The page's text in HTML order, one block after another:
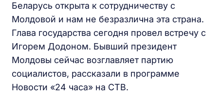
Беларусь открыта к сотрудничеству с
Молдовой и нам не безразлична эта страна.
Глава государства сегодня провел встречу с
Игорем Додоном. Бывший президент
Молдовы сейчас возглавляет партию
социалистов, рассказали в программе
Новости «24 часа» на СТВ.